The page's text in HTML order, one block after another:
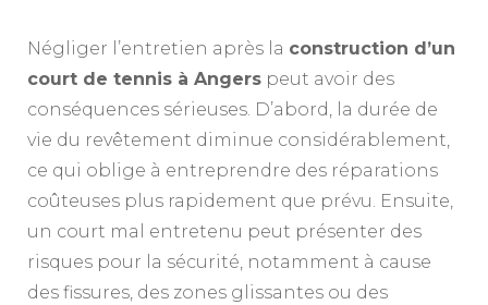
Négliger l’entretien après la construction d’un
court de tennis à Angers peut avoir des
conséquences sérieuses. D’abord, la durée de
vie du revêtement diminue considérablement,
ce qui oblige à entreprendre des réparations
coûteuses plus rapidement que prévu. Ensuite,
un court mal entretenu peut présenter des
risques pour la sécurité, notamment à cause
des fissures, des zones glissantes ou des